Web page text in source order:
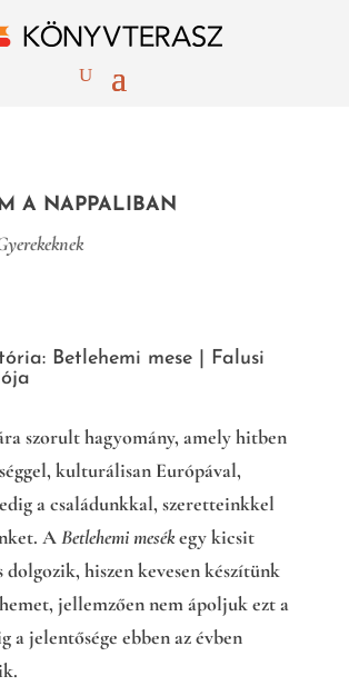
A NAPPALIBAN
Betlehemi mese | Falusi
szorult hagyomány, amely hitben
kulturálisan Európával,
a családunkkal, szeretteinkkel
ABetlehemi mesékegy kicsit
hiszen kevesen készítünk
jellemzően nem ápoljuk ezt a
a jelentősége ebben az évben